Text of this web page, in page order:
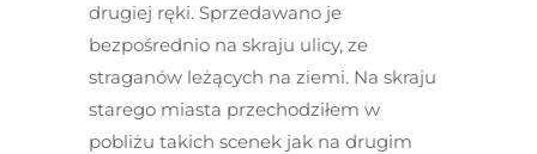
drugiej ręki. Sprzedawano je
bezpośrednio na skraju ulicy, ze
straganów leżących na ziemi. Na skraju
starego miasta przechodziłem w
pobliżu takich scenek jak na drugim